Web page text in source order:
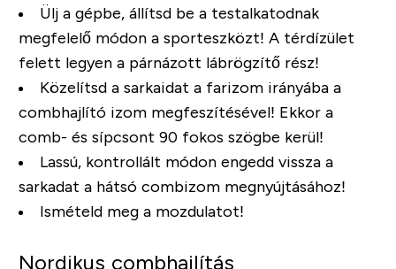
Ülj a gépbe, állítsd be a testalkatodnak
megfelelő módon a sporteszközt! A térdízület
felett legyen a párnázott lábrögzítő rész!
Közelítsd a sarkaidat a farizom irányába a
combhajlító izom megfeszítésével! Ekkor a
comb- és sípcsont 90 fokos szögbe kerül!
Lassú, kontrollált módon engedd vissza a
sarkadat a hátsó combizom megnyújtásához!
Ismételd meg a mozdulatot!
Nordikus combhajlítás